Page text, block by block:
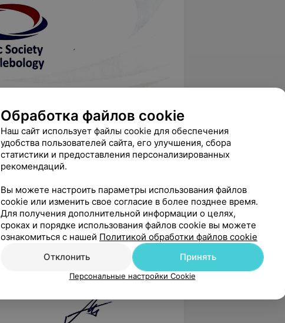
Обработка файлов cookie
Наш сайт использует файлы cookie для обеспечения
удобства пользователей сайта, его улучшения, сбора
статистики и предоставления персонализированных
рекомендаций.
Вы можете настроить параметры использования файлов
cookie или изменить свое согласие в более позднее время.
Для получения дополнительной информации о целях,
сроках и порядке использования файлов cookie вы можете
ознакомиться с нашей Политикой обработки файлов cookie
Отклонить
Принять
Персональные настройки Cookie